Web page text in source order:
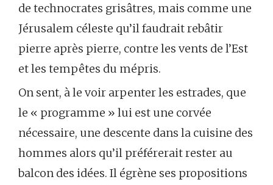
de technocrates grisâtres, mais comme une
Jérusalem céleste qu’il faudrait rebâtir
pierre après pierre, contre les vents de l’Est
et les tempêtes du mépris.
On sent, à le voir arpenter les estrades, que
le « programme » lui est une corvée
nécessaire, une descente dans la cuisine des
hommes alors qu’il préférerait rester au
balcon des idées. Il égrène ses propositions